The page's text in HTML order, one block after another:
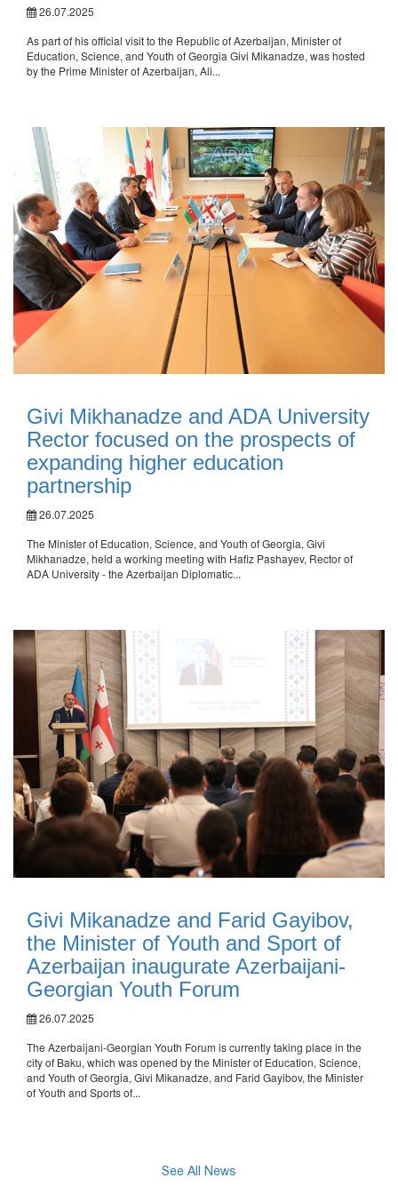
26.07.2025
As part of his official visit to the Republic of Azerbaijan, Minister of
Education, Science, and Youth of Georgia Givi Mikanadze, was hosted
by the Prime Minister of Azerbaijan, Ali...
Givi Mikhanadze and ADA University
Rector focused on the prospects of
expanding higher education
partnership
26.07.2025
The Minister of Education, Science, and Youth of Georgia, Givi
Mikhanadze, held a working meeting with Hafiz Pashayev, Rector of
ADA University - the Azerbaijan Diplomatic...
Givi Mikanadze and Farid Gayibov,
the Minister of Youth and Sport of
Azerbaijan inaugurate Azerbaijani-
Georgian Youth Forum
26.07.2025
The Azerbaijani-Georgian Youth Forum is currently taking place in the
city of Baku, which was opened by the Minister of Education, Science,
and Youth of Georgia, Givi Mikanadze, and Farid Gayibov, the Minister
of Youth and Sports of...
See All News